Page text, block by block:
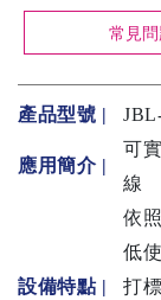
常見問
產品型號 |
應用簡介 |
可
線
設備特點 |
依
低
打